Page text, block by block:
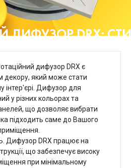
ДИФУЗОР DRX:
дифузор DRX є
який може стати
інтер'єрі. Дифузор для
у різних кольорах та
що дозволяє вибрати
підходить саме до Вашого
Дифузор DRX працює на
що забезпечує високу
при мінімальному